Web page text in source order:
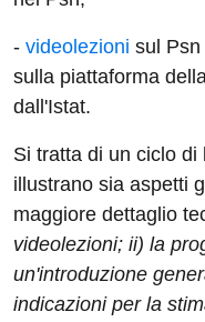
- videolezioni sul
sulla piattaforma
dall'Istat.
Si tratta di un ciclo
illustrano sia aspetti
maggiore dettaglio
videolezioni; ii) la
un'introduzione
indicazioni per la